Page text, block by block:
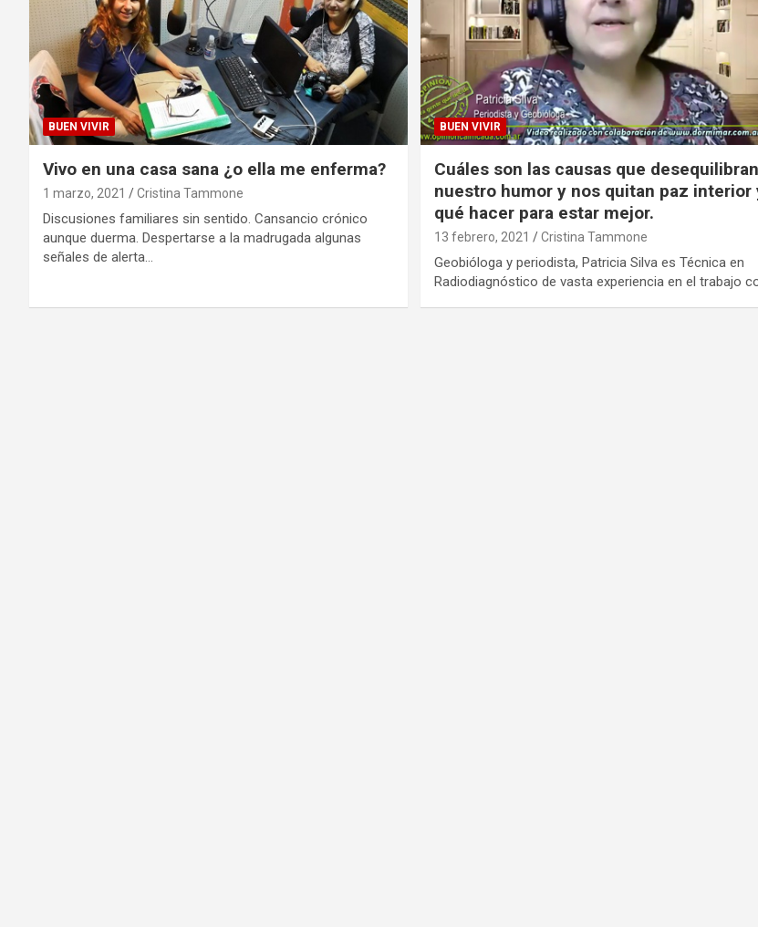
BUEN VIVIR
Vivo en una casa sana ¿o ella me enferma?
1 marzo, 2021 Cristina Tammone
Discusiones familiares sin sentido. Cansancio crónico
aunque duerma. Despertarse a la madrugada algunas
señales de alerta…
BUEN VIVIR
Cuáles son las causas que desequilibran
nuestro humor y nos quitan paz interior
qué hacer para estar mejor.
13 febrero, 2021 Cristina Tammone
Geobióloga y periodista, Patricia Silva es Técnica en
Radiodiagnóstico de vasta experiencia en el trabajo